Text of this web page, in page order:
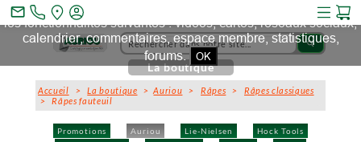
search
Promotions Auriou Lie-Nielsen
Hock Tools
La boutique
Accueil >La boutique >Auriou >Râpes >Râpes classiques
> Râpes fauteuil
mail_outline
Ce site et des sites tiers qu'il utilise collectent des cookies pour
les fonctionnalités suivantes : vidéos, cartes, réseaux sociaux,
calendrier, commentaires, espace membre, statistiques,
forums. OK